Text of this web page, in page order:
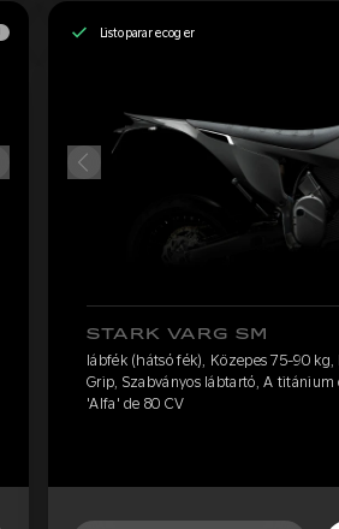
Listo para recoger
STARK VARG SM
lábfék (hátsó fék), Közepes 75-90
Grip, Szabványos lábtartó, A titánium
'Alfa' de 80 CV